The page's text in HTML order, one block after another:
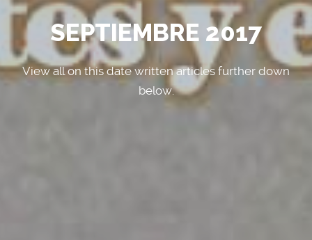
SEPTIEMBRE 2017
View all on this date written articles further down
below.